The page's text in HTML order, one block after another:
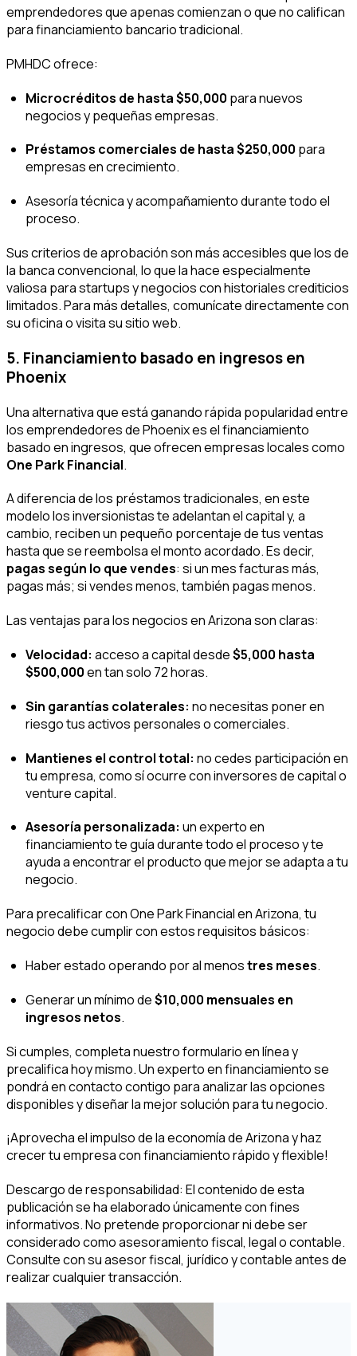
emprendedores que apenas comienzan o que no califican
para financiamiento bancario tradicional.
PMHDC ofrece:
Microcréditos de hasta $50,000 para nuevos
negocios y pequeñas empresas.
Préstamos comerciales de hasta $250,000 para
empresas en crecimiento.
Asesoría técnica y acompañamiento durante todo el
proceso.
Sus criterios de aprobación son más accesibles que los de
la banca convencional, lo que la hace especialmente
valiosa para startups y negocios con historiales crediticios
limitados. Para más detalles, comunícate directamente con
su oficina o visita su sitio web.
5. Financiamiento basado en ingresos en
Phoenix
Una alternativa que está ganando rápida popularidad entre
los emprendedores de Phoenix es el financiamiento
basado en ingresos, que ofrecen empresas locales como
One Park Financial.
A diferencia de los préstamos tradicionales, en este
modelo los inversionistas te adelantan el capital y, a
cambio, reciben un pequeño porcentaje de tus ventas
hasta que se reembolsa el monto acordado. Es decir,
pagas según lo que vendes: si un mes facturas más,
pagas más; si vendes menos, también pagas menos.
Las ventajas para los negocios en Arizona son claras:
Velocidad: acceso a capital desde$5,000 hasta
$500,000en tan solo 72 horas.
Sin garantías colaterales: no necesitas poner en
riesgo tus activos personales o comerciales.
Mantienes el control total: no cedes participación en
tu empresa, como sí ocurre con inversores de capital o
venture capital.
Asesoría personalizada: un experto en
financiamiento te guía durante todo el proceso y te
ayuda a encontrar el producto que mejor se adapta a tu
negocio.
Para precalificar con One Park Financial en Arizona, tu
negocio debe cumplir con estos requisitos básicos:
Haber estado operando por al menostres meses.
Generar un mínimo de$10,000 mensuales en
ingresos netos.
Si cumples, completa nuestro formulario en línea y
precalifica hoy mismo. Un experto en financiamiento se
pondrá en contacto contigo para analizar las opciones
disponibles y diseñar la mejor solución para tu negocio.
¡Aprovecha el impulso de la economía de Arizona y haz
crecer tu empresa con financiamiento rápido y flexible!
Descargo de responsabilidad: El contenido de esta
publicación se ha elaborado únicamente con fines
informativos. No pretende proporcionar ni debe ser
considerado como asesoramiento fiscal, legal o contable.
Consulte con su asesor fiscal, jurídico y contable antes de
realizar cualquier transacción.